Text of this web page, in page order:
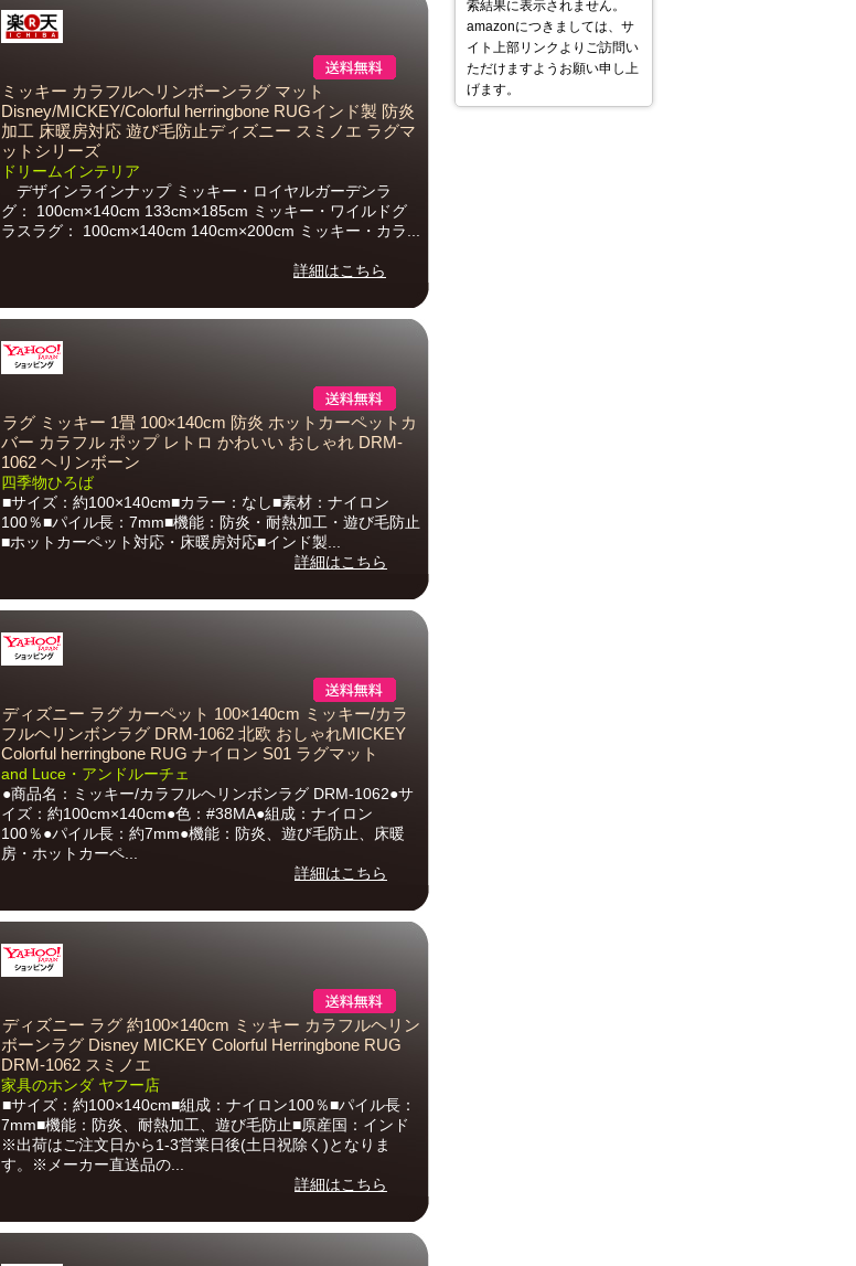
ミッキー カラフルヘリンボーンラグ マット
Disney/MICKEY/Colorful herringbone RUGインド製 防炎
加工 床暖房対応 遊び毛防止ディズニー スミノエ ラグマ
ットシリーズ
ドリームインテリア
デザインラインナップ ミッキー・ロイヤルガーデンラ
グ： 100cm×140cm 133cm×185cm ミッキー・ワイルドグ
ラスラグ： 100cm×140cm 140cm×200cm ミッキー・カラ...
詳細はこちら
ラグ ミッキー 1畳 100×140cm 防炎 ホットカーペットカ
バー カラフル ポップ レトロ かわいい おしゃれ DRM-
1062 ヘリンボーン
四季物ひろば
■サイズ：約100×140cm■カラー：なし■素材：ナイロン
100％■パイル長：7mm■機能：防炎・耐熱加工・遊び毛防止
■ホットカーペット対応・床暖房対応■インド製...
詳細はこちら
ディズニー ラグ カーペット 100×140cm ミッキー/カラ
フルヘリンボンラグ DRM-1062 北欧 おしゃれMICKEY
Colorful herringbone RUG ナイロン S01 ラグマット
and Luce・アンドルーチェ
●商品名：ミッキー/カラフルヘリンボンラグ DRM-1062●サ
イズ：約100cm×140cm●色：#38MA●組成：ナイロン
100％●パイル長：約7mm●機能：防炎、遊び毛防止、床暖
房・ホットカーペ...
詳細はこちら
ディズニー ラグ 約100×140cm ミッキー カラフルヘリン
ボーンラグ Disney MICKEY Colorful Herringbone RUG
DRM-1062 スミノエ
家具のホンダ ヤフー店
■サイズ：約100×140cm■組成：ナイロン100％■パイル長：
7mm■機能：防炎、耐熱加工、遊び毛防止■原産国：インド
※出荷はご注文日から1-3営業日後(土日祝除く)となりま
す。※メーカー直送品の...
詳細はこちら
索結果に表示されません。
amazonにつきましては、サ
イト上部リンクよりご訪問い
ただけますようお願い申し上
げます。